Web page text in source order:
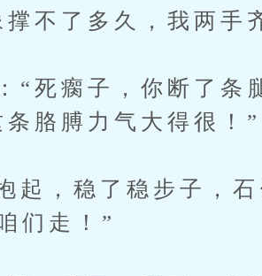
不了多久，我两手
死瘸子，你断了条
胳膊力气大得很！”
，稳了稳步子，石
们走！”